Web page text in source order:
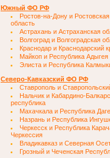
Южный ФО РФ
Ростов-на-Дону и Ростовская
область
Астрахань и Астраханская
Волгоград и Волгоградская
Краснодар и Краснодарский
Майкоп и Республика Адыгея
Элиста и Республика
Северо-Кавказский ФО РФ
Ставрополь и
Нальчик и Кабардино-
республика
Махачкала и Республика
Назрань и Республика
Черкесск и Республика
Черкессия
Владикавказ и Северная
Грозный и Чеченская